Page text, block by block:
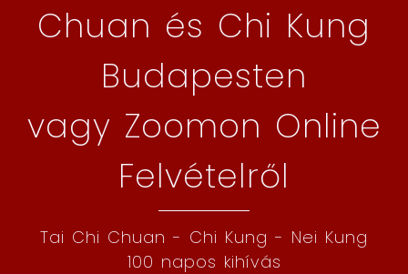
Chuan és Chi Kung
Budapesten
vagy Zoomon Online
Felvételről
Tai Chi Chuan - Chi Kung - Nei Kung
100 napos kihívás